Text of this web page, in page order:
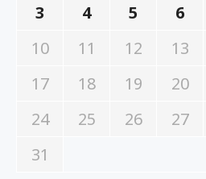
3
4 5 6
10
11 12 13
17
18 19 20
24
25 26 27
31